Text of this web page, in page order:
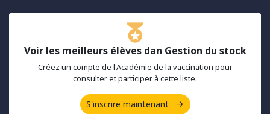
Voir les meilleurs élèves dan Gestion du stock
Créez un compte de l'Académie de la vaccination pour
consulter et participer à cette liste.
S'inscrire maintenant